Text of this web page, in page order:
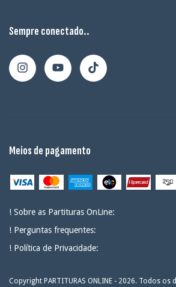
Sempre conectado..
Meios de pagamento
! Sobre as Partituras OnLine:
! Perguntas frequentes:
! Política de Privacidade:
Copyright PARTITURAS ONLINE - 2026. Todos